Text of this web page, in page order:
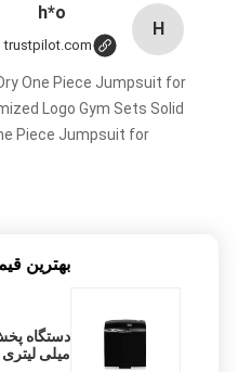
H
h*o
trustpilot.com
One Piece Jumpsuit for
Logo Gym Sets Solid
Piece Jumpsuit for
بهترين